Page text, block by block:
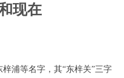
现在
浦等名字，其“东梓关”三字